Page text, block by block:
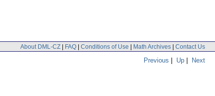
About DML-CZ | FAQ | Conditions of Use | Math Archives | Contact Us
Previous | Up | Next